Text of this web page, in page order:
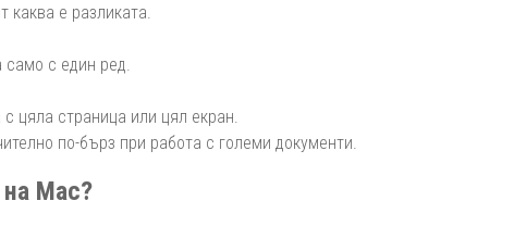
каква е разликата.
само с един ред.
цяла страница или цял екран.
по-бърз при работа с големи документи.
Mac?